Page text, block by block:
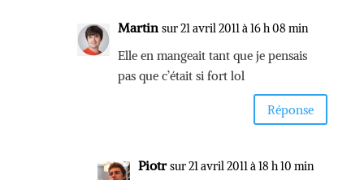
Martin sur 21 avril 2011 à 16 h 08 min
Elle en mangeait tant que je pensais
pas que c’était si fort lol
Réponse
Piotr sur 21 avril 2011 à 18 h 10 min